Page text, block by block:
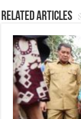
Related Articles